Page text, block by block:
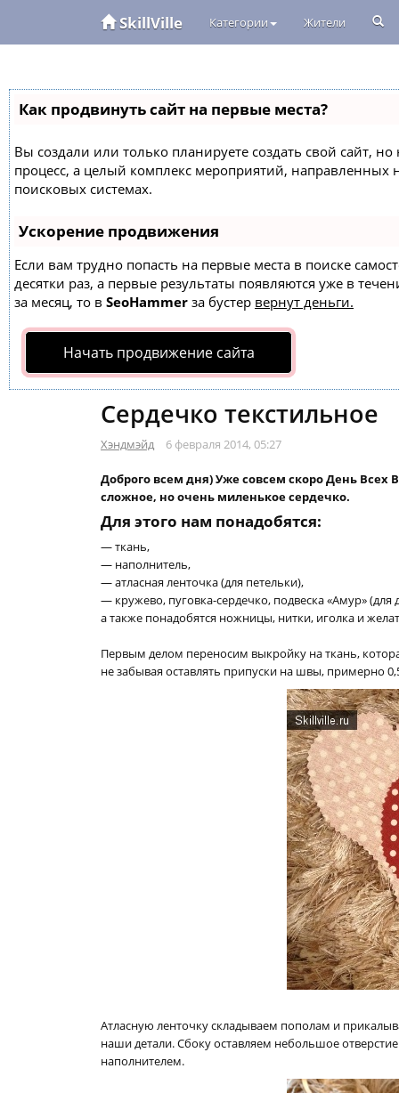
SkillVille Категории Жители
Как продвинуть сайт на первые места?
Вы создали или только планируете создать свой сайт,
процесс, а целый комплекс мероприятий,
поисковых системах.
Ускорение продвижения
Если вам трудно попасть на первые места в поиске
десятки раз, а первые результаты появляются уже в
за месяц, то в SeoHammer за бустер вернут деньги.
Начать продвижение сайта
Сердечко текстильное
Хэндмэйд 6 февраля 2014, 05:27
Доброго всем дня) Уже совсем скоро День
сложное, но очень миленькое сердечко.
Для этого нам понадобятся:
— ткань,
— наполнитель,
— атласная ленточка (для петельки),
— кружево, пуговка-сердечко, подвеска «Амур» (для
а также понадобятся ножницы, нитки, иголка и
Первым делом переносим выкройку на ткань,
не забывая оставлять припуски на швы, примерно
Атласную ленточку складываем пополам и
наши детали. Сбоку оставляем небольшое
наполнителем.